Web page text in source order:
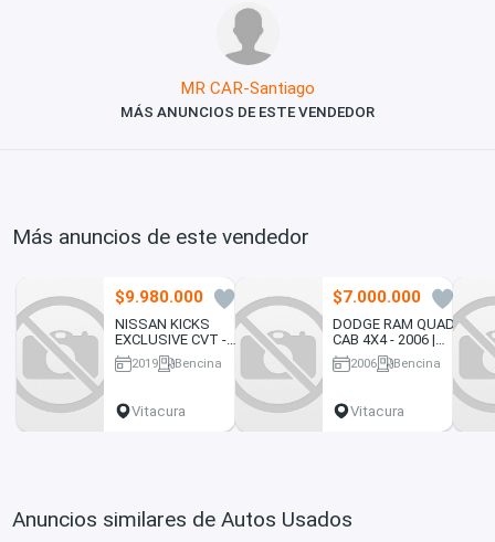
MR CAR-Santiago
MÁS ANUNCIOS DE ESTE VENDEDOR
Más anuncios de este vendedor
$9.980.000
NISSAN KICKS
EXCLUSIVE CVT -
2019 | 2710
2019
Bencina
Vitacura
$7.000.000
DODGE RAM QUAD
CAB 4X4 - 2006 |
2568
2006
Bencina
Vitacura
Anuncios similares de Autos Usados